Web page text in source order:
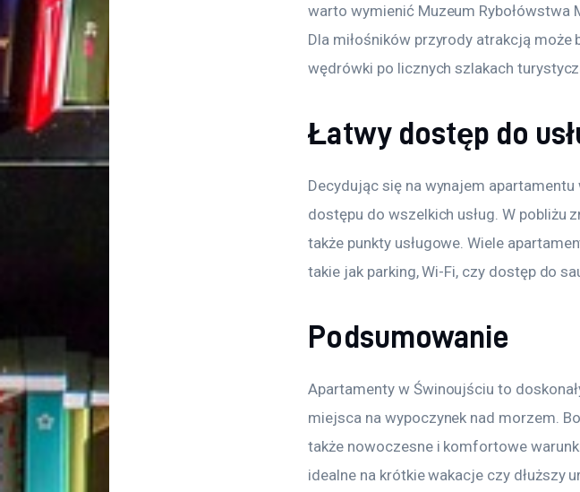
warto wymienić Muzeum Rybołówstwa
Dla miłośników przyrody atrakcją
wędrówki po licznych szlakach
Łatwy dostęp do
Decydując się na wynajem
dostępu do wszelkich usług. W pobliżu
także punkty usługowe. Wiele
takie jak parking, Wi-Fi, czy dostęp do
Podsumowanie
Apartamenty w Świnoujściu to
miejsca na wypoczynek nad morzem.
także nowoczesne i komfortowe
idealne na krótkie wakacje czy dłuższy